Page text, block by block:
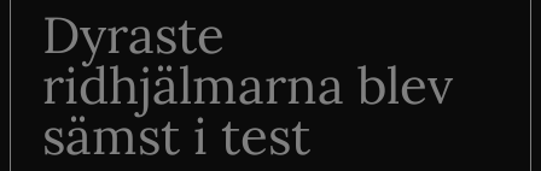
Dyraste
ridhjälmarna blev
sämst i test